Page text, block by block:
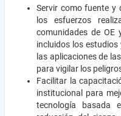
Servir como fuente y
los esfuerzos
comunidades de OE
incluidos los
las aplicaciones de
para vigilar los
Facilitar la
institucional para
tecnología basada